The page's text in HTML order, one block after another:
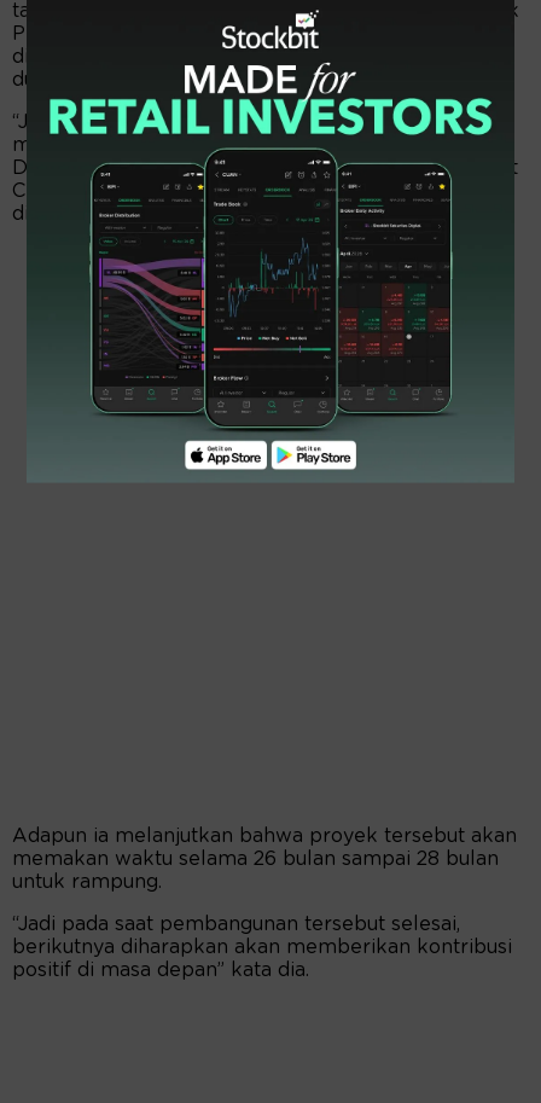
tahun ini, dimana US$ 300 juta akan digunakan untuk
Pembangunan pabrik chlor-alkali dan ethylene
dichloride (pabrik CA-EDC) terintegrasi berskala
dunia.
“Jadi disini kami serius akan betul-betul
melaksanakan proyek tersebut tahun ini” kata
Direktur Sumber Daya Manusia dan Urusan Korporat
Chandra Asri Suryandi dalam public expose yang
dilaksanakan secara daring, Rabu (10/1/2024).
Adapun ia melanjutkan bahwa proyek tersebut akan
memakan waktu selama 26 bulan sampai 28 bulan
untuk rampung.
“Jadi pada saat pembangunan tersebut selesai,
berikutnya diharapkan akan memberikan kontribusi
positif di masa depan” kata dia.